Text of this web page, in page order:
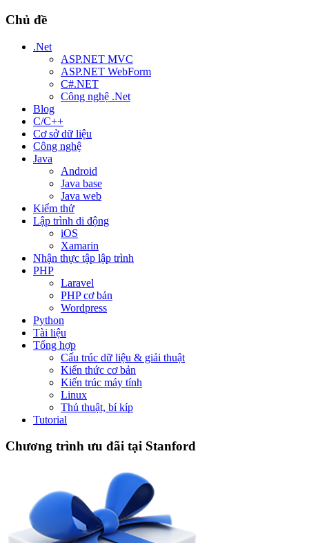
Chủ đề
.Net
ASP.NET MVC
ASP.NET WebForm
C#.NET
Công nghệ .Net
Blog
C/C++
Cơ sở dữ liệu
Công nghệ
Java
Android
Java base
Java web
Kiểm thử
Lập trình di động
iOS
Xamarin
Nhận thực tập lập trình
PHP
Laravel
PHP cơ bản
Wordpress
Python
Tài liệu
Tổng hợp
Cấu trúc dữ liệu & giải thuật
Kiến thức cơ bản
Kiến trúc máy tính
Linux
Thủ thuật, bí kíp
Tutorial
Chương trình ưu đãi tại Stanford